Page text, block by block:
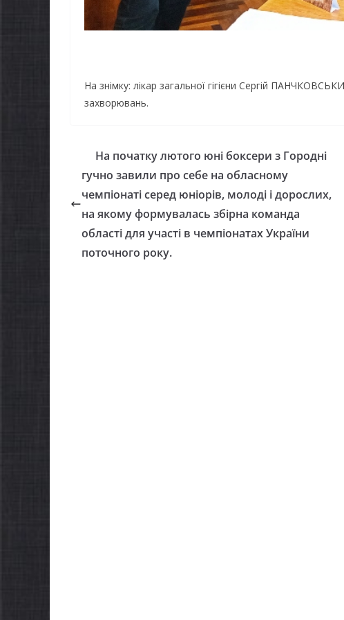
На знімку: лікар загальної гігієни Сергій
захворювань.
На початку лютого юні боксери з Городні
гучно завили про себе на обласному
чемпіонаті серед юніорів, молоді і дорослих,
на якому формувалась збірна команда
області для участі в чемпіонатах України
поточного року.